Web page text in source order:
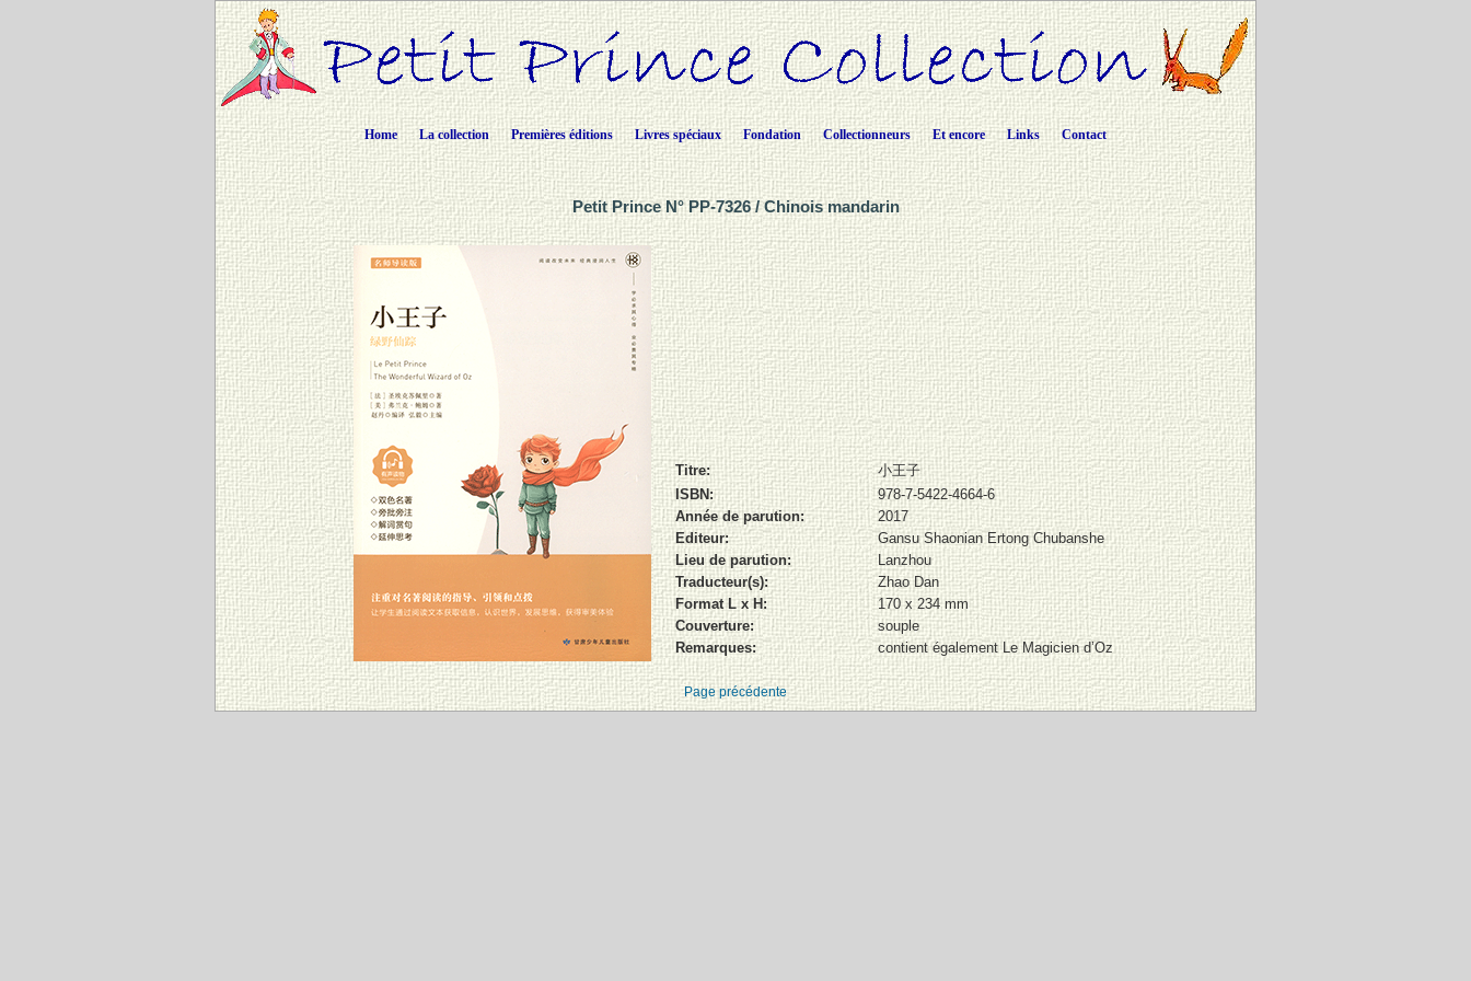
Home La collection Premières éditions Livres spéciaux Fondation Collectionneurs Et encore Links Contact
Petit Prince N° PP-7326 / Chinois mandarin
Titre:
小王子
ISBN:
978-7-5422-4664-6
Année de parution:
2017
Editeur:
Gansu Shaonian Ertong Chubanshe
Lieu de parution:
Lanzhou
Traducteur(s):
Zhao Dan
Format L x H:
170 x 234 mm
Couverture:
souple
Remarques:
contient également Le Magicien d’Oz
Page précédente